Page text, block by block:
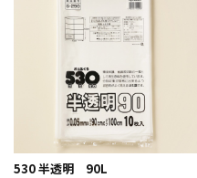
530 半透明 90L